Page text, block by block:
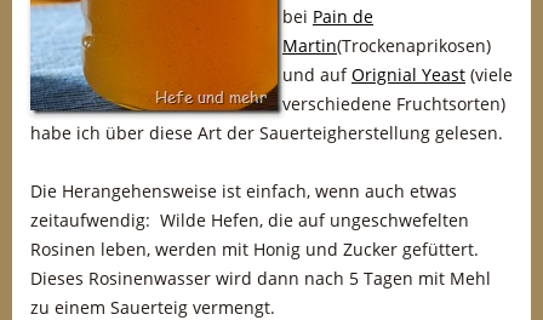
bei Pain de
Martin(Trockenaprikosen)
und aufOrignial Yeast (viele
verschiedene Fruchtsorten)
habe ich über diese Art der Sauerteigherstellung gelesen.
Die Herangehensweise ist einfach, wenn auch etwas
zeitaufwendig: Wilde Hefen, die auf ungeschwefelten
Rosinen leben, werden mit Honig und Zucker gefüttert.
Dieses Rosinenwasser wird dann nach 5 Tagen mit Mehl
zu einem Sauerteig vermengt.